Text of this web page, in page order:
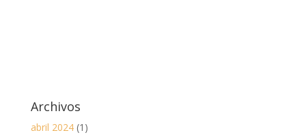
Archivos
abril 2024(1)